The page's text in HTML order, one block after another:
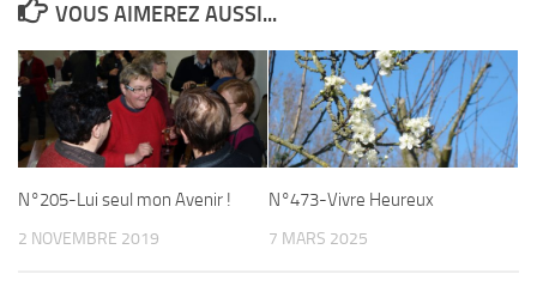
VOUS AIMEREZ AUSSI...
N°205-Lui seul mon Avenir !
2 NOVEMBRE 2019
N°473-Vivre Heureux
7 MARS 2025